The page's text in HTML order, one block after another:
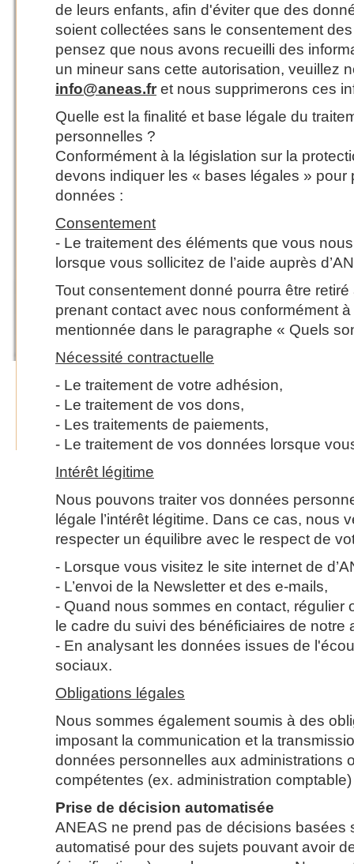
de leurs enfants, afin d'éviter que des
soient collectées sans le consentement
pensez que nous avons recueilli des
un mineur sans cette autorisation, veuillez
info@aneas.fr et nous supprimerons ces
Quelle est la finalité et base légale du
personnelles ?
Conformément à la législation sur la
devons indiquer les « bases légales » pour
données :
Consentement
- Le traitement des éléments que vous
lorsque vous sollicitez de l’aide auprès
Tout consentement donné pourra être
prenant contact avec nous conformément
mentionnée dans le paragraphe « Quels
Nécessité contractuelle
- Le traitement de votre adhésion,
- Le traitement de vos dons,
- Les traitements de paiements,
- Le traitement de vos données lorsque
Intérêt légitime
Nous pouvons traiter vos données
légale l’intérêt légitime. Dans ce cas, nous
respecter un équilibre avec le respect de
- Lorsque vous visitez le site internet de
- L’envoi de la Newsletter et des e-mails,
- Quand nous sommes en contact, régulier
le cadre du suivi des bénéficiaires de notre
- En analysant les données issues de
sociaux.
Obligations légales
Nous sommes également soumis à des
imposant la communication et la
données personnelles aux administrations
compétentes (ex. administration comptable)
Prise de décision automatisée
ANEAS ne prend pas de décisions basées
automatisé pour des sujets pouvant avoir